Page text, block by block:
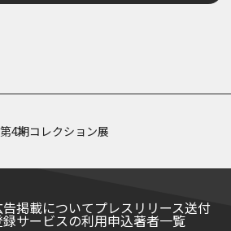
第4期コレクション展
掲載についてプレスリリース送付
サービスの利用申込著者一覧